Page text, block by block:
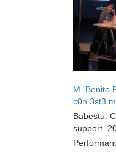
M. Benito
c0n 3st3
Babestu.
support,